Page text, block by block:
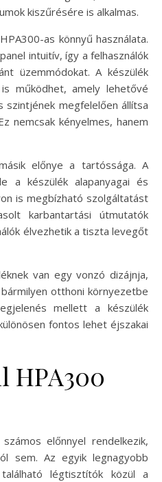
kiszűrésére is alkalmas.
as könnyű használata.
intuitív, így a felhasználók
üzemmódokat. A készülék
működhet, amely lehetővé
megfelelően állítsa
nemcsak kényelmes, hanem
előnye a tartóssága. A
a készülék alapanyagai és
is megbízható szolgáltatást
karbantartási útmutatók
élvezhetik a tiszta levegőt
van egy vonzó dizájnja,
otthoni környezetbe
mellett a készülék
fontos lehet éjszakai
HPA300
előnnyel rendelkezik,
sem. Az egyik legnagyobb
légtisztítók közül a